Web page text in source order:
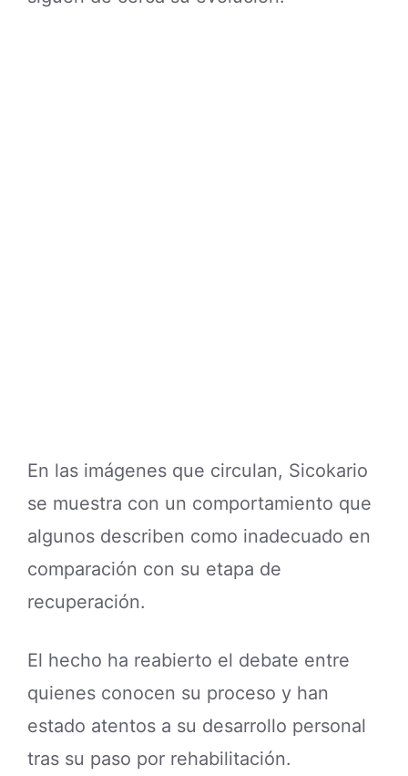
En las imágenes que circulan, Sicokario
se muestra con un comportamiento que
algunos describen como inadecuado en
comparación con su etapa de
recuperación.
El hecho ha reabierto el debate entre
quienes conocen su proceso y han
estado atentos a su desarrollo personal
tras su paso por rehabilitación.